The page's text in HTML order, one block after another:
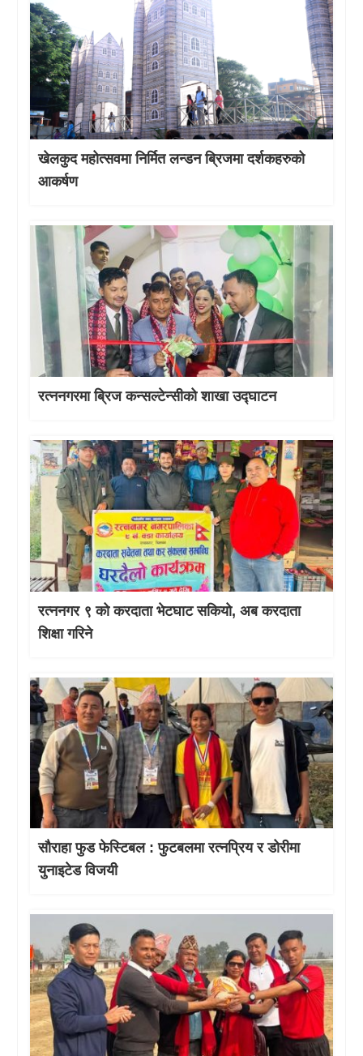
खेलकुद महोत्सवमा निर्मित लन्डन ब्रिजमा दर्शकहरुको
आकर्षण
रत्ननगरमा ब्रिज कन्सल्टेन्सीको शाखा उद्घाटन
रत्ननगर ९ को करदाता भेटघाट सकियो, अब करदाता
शिक्षा गरिने
सौराहा फुड फेस्टिबल : फुटबलमा रत्नप्रिय र डोरीमा
युनाइटेड विजयी